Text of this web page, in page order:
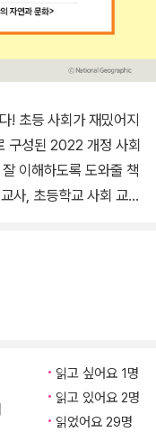
호(송중초 교사, 전국초
기에 유용한 책이다. 13
내셔널지오그래픽의 지
펴내 온 내셔널지오그
읽고 싶어요 1명
읽고 있어요 2명
읽었어요 29명